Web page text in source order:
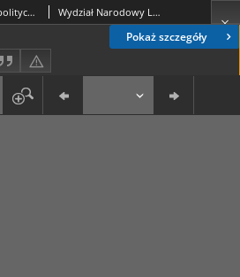
Pokaż szczegóły
Sprawa Polska : dwutygodnik polityczno-społeczny. No 19 (17 lipca 1916) Wydział Narodowy Lubelski.